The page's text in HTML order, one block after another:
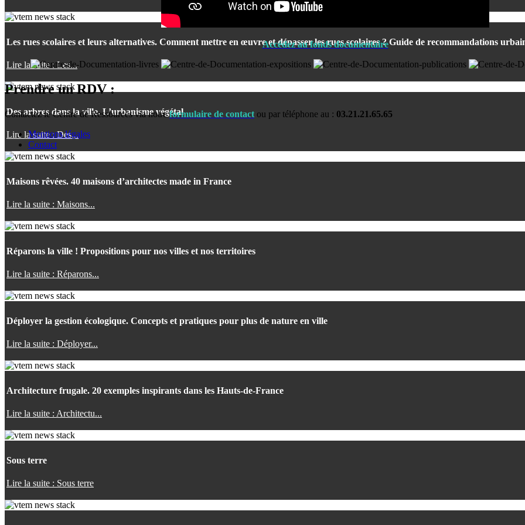
Les rues scolaires et leurs alternatives. Comment mettre en œuvre et dépasser les rues scolaires ? Guide de recommandations
Lire la suite : Les...
Des arbres dans la ville. L’urbanisme végétal
Lire la suite : Des...
Maisons rêvées. 40 maisons d’architectes made in France
Lire la suite : Maisons...
Réparons la ville ! Propositions pour nos villes et nos territoires
Lire la suite : Réparons...
Déployer la gestion écologique. Concepts et pratiques pour plus de nature en ville
Lire la suite : Déployer...
Architecture frugale. 20 exemples inspirants dans les Hauts-de-France
Lire la suite : Architectu...
Sous terre
Lire la suite : Sous terre
Accédez au fonds documentaire
Prendre un RDV :
Contactez le Centre de Ressources via notre formulaire de contact ou par téléphone au : 03.21.21.65.65
Mentions légales
Contact